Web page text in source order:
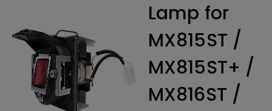
Lamp for
MX815ST /
MX815ST+ /
MX816ST /